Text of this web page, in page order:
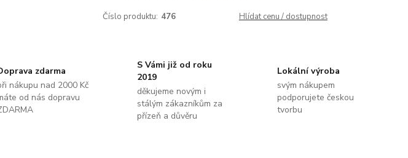
Číslo produktu: 476 Hlídat cenu / dostupnost
zdarma
nákupu nad 2000 Kč
od nás dopravu
S Vámi již od roku
2019
děkujeme novým i
stálým zákazníkům za
přízeň a důvěru
Lokální výroba
svým nákupem
podporujete českou
tvorbu